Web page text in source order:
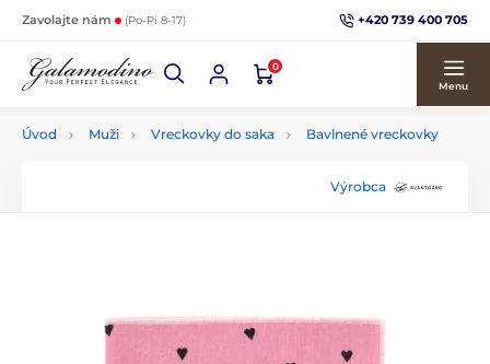
Zavolajte nám (Po-Pi 8-17) +420 739 400 705
0
Menu
Úvod Muži Vreckovky do saka Bavlnené vreckovky
Výrobca